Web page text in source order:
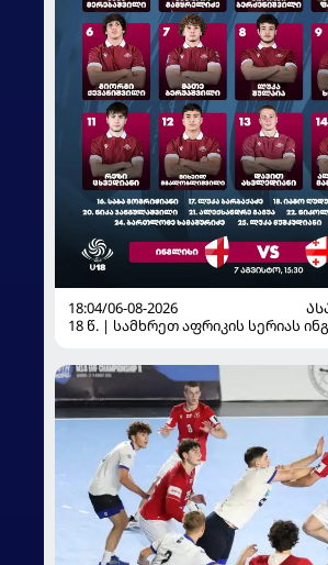
18:04/06-08-2026
18 წ. | სამხრეთ აფრიკის სერიას